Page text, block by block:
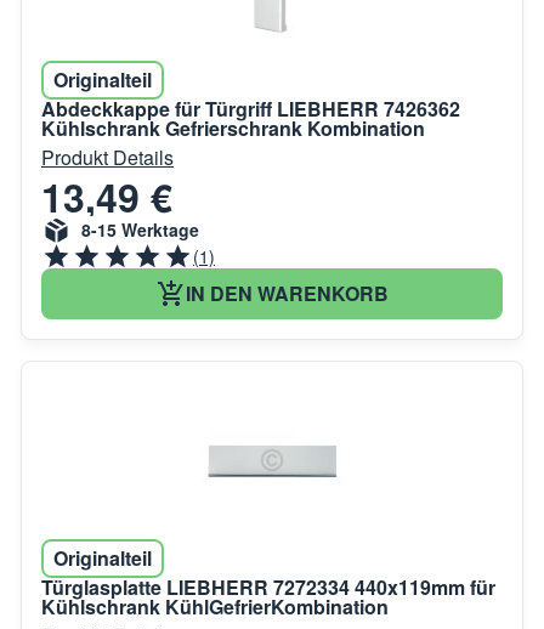
Originalteil
Abdeckkappe für Türgriff LIEBHERR 7426362
Kühlschrank Gefrierschrank Kombination
Produkt Details
13,49 €
8-15 Werktage
(1)
IN DEN WARENKORB
Originalteil
Türglasplatte LIEBHERR 7272334 440x119mm für
Kühlschrank KühlGefrierKombination